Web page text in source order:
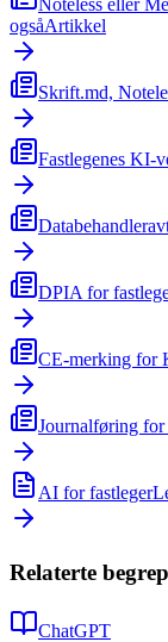
Noteless eller
ogsåArtikkel
Skrift.md,
Fastlegenes KI-
DPIA for
CE-merking for
Journalføring
AI for fastleger
Relaterte
ChatGPT